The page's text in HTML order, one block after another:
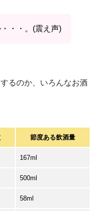
・・。(震え声)
るのか、いろんなお酒
節度ある飲酒量
167ml
500ml
58ml